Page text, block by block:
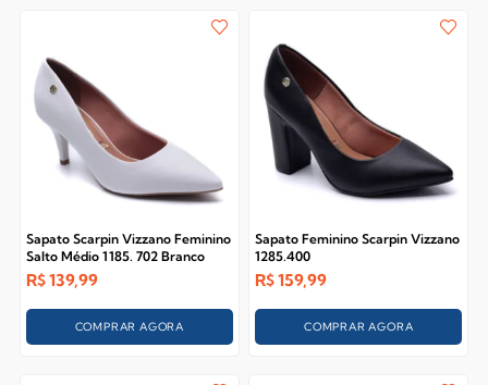
Sapato Scarpin Vizzano Feminino
Salto Médio 1185. 702 Branco
R$139,99
COMPRAR AGORA
Sapato Feminino Scarpin Vizzano
1285.400
R$159,99
COMPRAR AGORA